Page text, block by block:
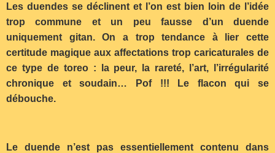
Les duendes se déclinent et l’on est bien loin de l’idée
trop commune et un peu fausse d’un duende
uniquement gitan. On a trop tendance à lier cette
certitude magique aux affectations trop caricaturales de
ce type de toreo : la peur, la rareté, l’art, l’irrégularité
chronique et soudain… Pof !!! Le flacon qui se
débouche.
Le duende n’est pas essentiellement contenu dans